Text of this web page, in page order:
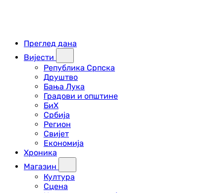
Преглед дана
Вијести
Република Српска
Друштво
Бања Лука
Градови и општине
БиХ
Србија
Регион
Свијет
Економија
Хроника
Магазин
Култура
Сцена